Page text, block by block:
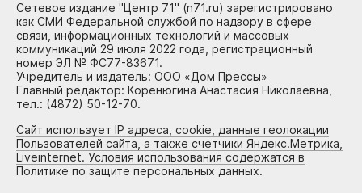
Сетевое издание "Центр 71" (n71.ru) зарегистрировано
как СМИ Федеральной службой по надзору в сфере
связи, информационных технологий и массовых
коммуникаций 29 июля 2022 года, регистрационный
номер ЭЛ № ФС77-83671.
Учредитель и издатель: ООО «Дом Прессы»
Главный редактор: Коренюгина Анастасия Николаевна,
тел.: (4872) 50-12-70.
Сайт использует IP адреса, cookie, данные геолокации
Пользователей сайта, а также счетчики Яндекс.Метрика,
Liveinternet. Условия использования содержатся в
Политике по защите персональных данных.